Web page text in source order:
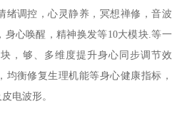
绪调控，心灵静养，冥想禅修，音波
心唤醒，精神换发等10大模块.等一
，够、多维度提升身心同步调节效
衡修复生理机能等身心健康指标，
电波形。